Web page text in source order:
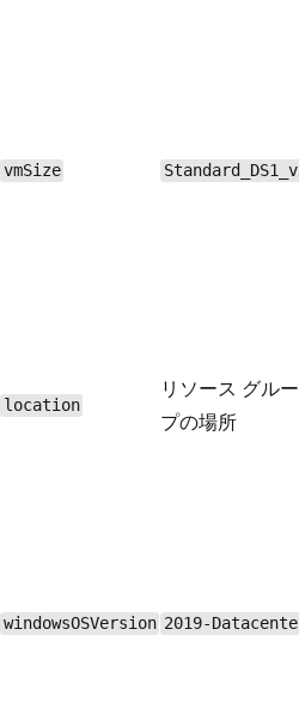
vmSize
location
リソース グルー
プの場所
windowsOSVersion 2019-